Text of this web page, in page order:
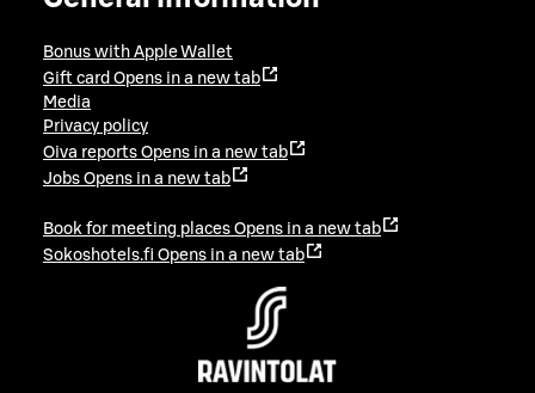
Bonus with Apple Wallet
Gift card Opens in a new tab
Media
Privacy policy
Oiva reports Opens in a new tab
Jobs Opens in a new tab
Book for meeting places Opens in a new tab
Sokoshotels.fi Opens in a new tab